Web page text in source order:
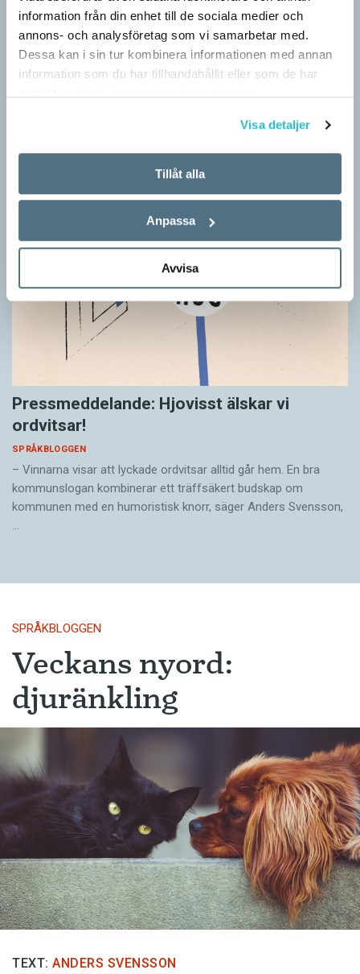
information från din enhet till de sociala medier och
annons- och analysföretag som vi samarbetar med.
Dessa kan i sin tur kombinera informationen med annan
information som du har tillhandahållit eller som de har
Visa detaljer
Tillåt alla
Anpassa
Avvisa
Pressmeddelande: Hjovisst älskar vi
ordvitsar!
SPRÅKBLOGGEN
– Vinnarna visar att lyckade ordvitsar alltid går hem. En bra
kommunslogan kombinerar ett träffsäkert budskap om
kommunen med en humoristisk knorr, säger Anders Svensson,
…
SPRÅKBLOGGEN
Veckans nyord:
djuränkling
TEXT: ANDERS SVENSSON